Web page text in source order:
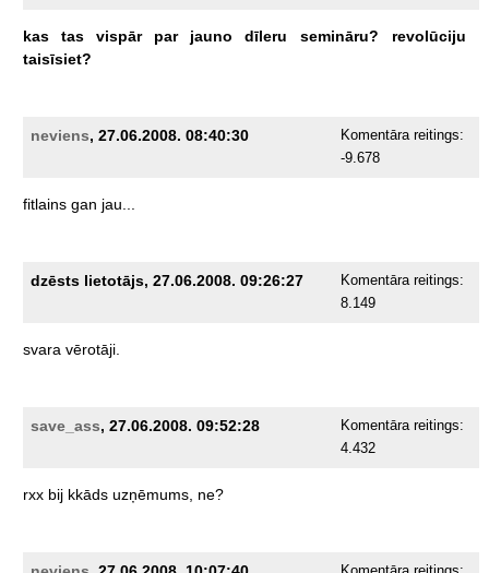
kas tas vispār par jauno dīleru semināru?
revolūciju
taisīsiet?
neviens, 27.06.2008. 08:40:30
Komentāra reitings:
-9.678
fitlains gan jau...
dzēsts lietotājs, 27.06.2008. 09:26:27
Komentāra reitings:
8.149
svara vērotāji.
save_ass, 27.06.2008. 09:52:28
Komentāra reitings:
4.432
rxx bij kkāds uzņēmums, ne?